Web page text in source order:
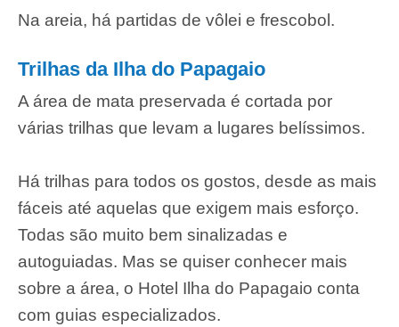
Na areia, há partidas de vôlei e frescobol.
Trilhas da Ilha do Papagaio
A área de mata preservada é cortada por
várias trilhas que levam a lugares belíssimos.
Há trilhas para todos os gostos, desde as mais
fáceis até aquelas que exigem mais esforço.
Todas são muito bem sinalizadas e
autoguiadas. Mas se quiser conhecer mais
sobre a área, o Hotel Ilha do Papagaio conta
com guias especializados.